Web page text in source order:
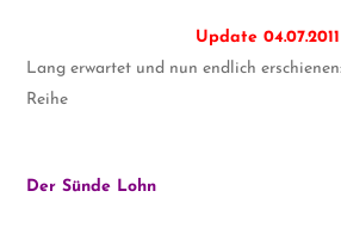
Update 04.07.2011
Lang erwartet und nun endlich
Reihe
Der Sünde Lohn